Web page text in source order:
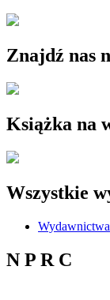
Znajdź nas
Książka na
Wszystkie
Wydawnictwa
N P R C